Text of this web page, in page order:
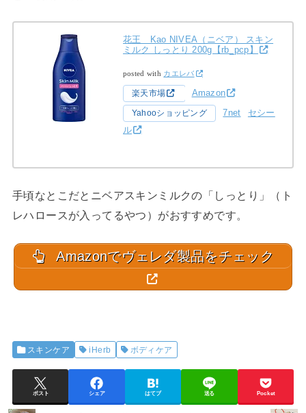
花王 Kao NIVEA（ニベア） スキン
ミルク しっとり 200g【rb_pcp】
posted with カエレバ
楽天市場 Amazon
Yahooショッピング 7net
セシー
ル
手頃なとこだとニベアスキンミルクの「しっとり」（ト
レハロースが入ってるやつ）がおすすめです。
Amazonでヴェレダ製品をチェック
スキンケア iHerb ボディケア
ポスト シェア はてブ 送る Pocket